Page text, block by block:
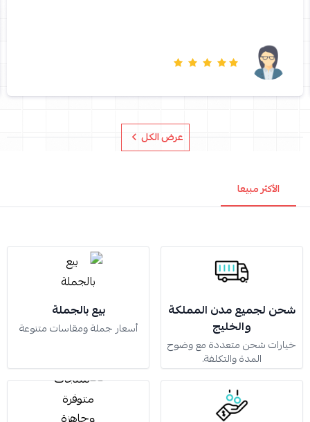
عرض الكل
الأكثر مبيعا
شحن لجميع مدن المملكة
والخليج
خيارات شحن متعددة مع وضوح
المدة والتكلفة.
بيع بالجملة
أسعار جملة ومقاسات متنوعة